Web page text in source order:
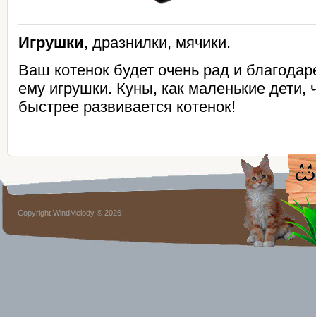
Игрушки, дразнилки, мячики.
Ваш котенок будет очень рад и
ему игрушки. Куны, как маленькие
быстрее развивается котенок!
Copyright WindMelody © 2026